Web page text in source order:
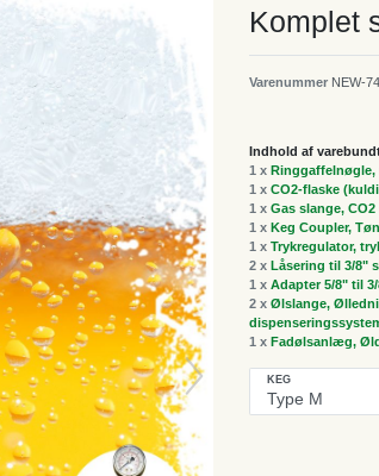
Komplet
Varenummer NEW-
Indhold af
1 x
1 x CO2-flaske
1 x Gas slange,
1 x Keg Coupler,
1 x Trykregulator,
2 x Låsering til 3/8"
1 x Adapter 5/8" til
2 x Ølslange,
1 x Fadølsanlæg,
KEG